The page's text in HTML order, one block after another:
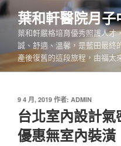
跳
至
內
葉和軒醫院月子
葉和軒嚴格培育優秀照護人才
誠、舒適、溫馨，是藍田最終
產後復舊的這段旅程，由福太
發
佈
於
9 4 月, 2019 作者: ADMIN
台北室內設計
優惠無室內裝潢